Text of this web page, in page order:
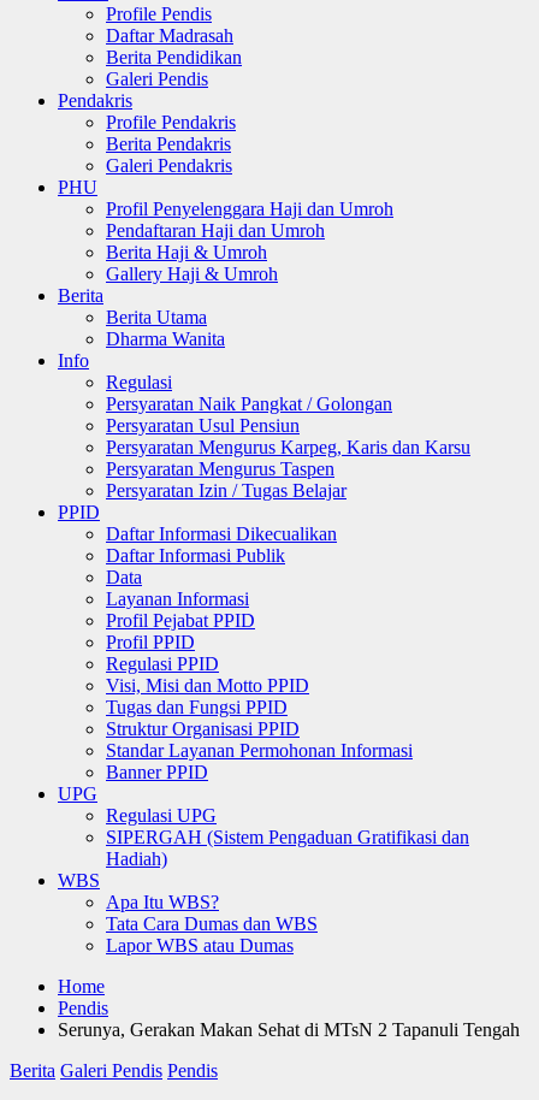
Profile Pendis
Daftar Madrasah
Berita Pendidikan
Galeri Pendis
Pendakris
Profile Pendakris
Berita Pendakris
Galeri Pendakris
PHU
Profil Penyelenggara Haji dan Umroh
Pendaftaran Haji dan Umroh
Berita Haji & Umroh
Gallery Haji & Umroh
Berita
Berita Utama
Dharma Wanita
Info
Regulasi
Persyaratan Naik Pangkat / Golongan
Persyaratan Usul Pensiun
Persyaratan Mengurus Karpeg, Karis dan Karsu
Persyaratan Mengurus Taspen
Persyaratan Izin / Tugas Belajar
PPID
Daftar Informasi Dikecualikan
Daftar Informasi Publik
Data
Layanan Informasi
Profil Pejabat PPID
Profil PPID
Regulasi PPID
Visi, Misi dan Motto PPID
Tugas dan Fungsi PPID
Struktur Organisasi PPID
Standar Layanan Permohonan Informasi
Banner PPID
UPG
Regulasi UPG
SIPERGAH (Sistem Pengaduan Gratifikasi dan
Hadiah)
WBS
Apa Itu WBS?
Tata Cara Dumas dan WBS
Lapor WBS atau Dumas
Home
Pendis
Serunya, Gerakan Makan Sehat di MTsN 2 Tapanuli Tengah
Berita Galeri Pendis Pendis